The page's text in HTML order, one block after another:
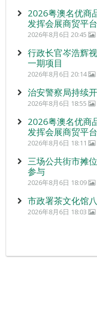
2026粤澳名优商
发挥会展商贸平
2026年8月6日 20:45
行政长官岑浩辉
一期项目
2026年8月6日 20:14
治安警察局持续
2026年8月6日 18:55
2026粤澳名优商
发挥会展商贸平
2026年8月6日 18:11
三场公共街市摊
参与
2026年8月6日 18:09
市政署茶文化馆
2026年8月6日 18:03